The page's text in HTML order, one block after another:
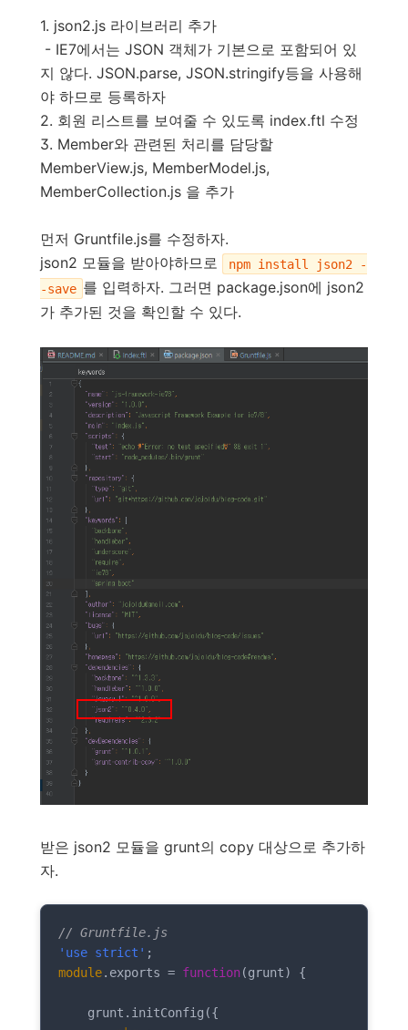
1. json2.js 라이브러리 추가
- IE7에서는 JSON 객체가 기본으로 포함되어 있
지 않다. JSON.parse, JSON.stringify등을 사용해
야 하므로 등록하자
2. 회원 리스트를 보여줄 수 있도록 index.ftl 수정
3. Member와 관련된 처리를 담당할
MemberView.js, MemberModel.js,
MemberCollection.js 을 추가
먼저 Gruntfile.js를 수정하자.
json2 모듈을 받아야하므로
npm install json2 -
-save 를 입력하자. 그러면 package.json에 json2
가 추가된 것을 확인할 수 있다.
받은 json2 모듈을 grunt의 copy 대상으로 추가하
자.
// Gruntfile.js
'use strict'
module.exports = function (grunt) {